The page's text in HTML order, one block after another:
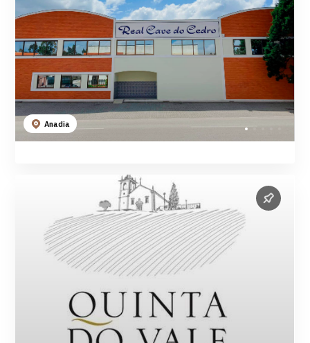
Anadia